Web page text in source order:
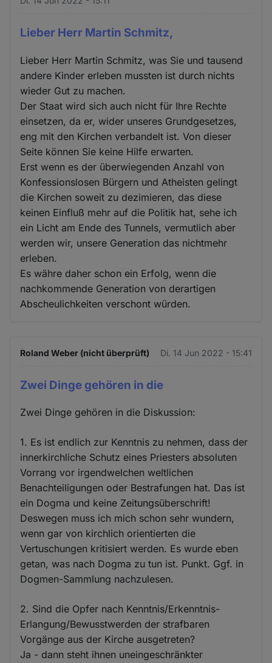
Lieber Herr Martin Schmitz,
Lieber Herr Martin Schmitz, was Sie und tausend
andere Kinder erleben mussten ist durch nichts
wieder Gut zu machen.
Der Staat wird sich auch nicht für Ihre Rechte
einsetzen, da er, wider unseres Grundgesetzes,
eng mit den Kirchen verbandelt ist. Von dieser
Seite können Sie keine Hilfe erwarten.
Erst wenn es der überwiegenden Anzahl von
Konfessionslosen Bürgern und Atheisten gelingt
die Kirchen soweit zu dezimieren, das diese
keinen Einfluß mehr auf die Politik hat, sehe ich
ein Licht am Ende des Tunnels, vermutlich aber
werden wir, unsere Generation das nichtmehr
erleben.
Es währe daher schon ein Erfolg, wenn die
nachkommende Generation von derartigen
Abscheulichkeiten verschont würden.
Roland Weber (nicht überprüft) Di. 14 Jun 2022 - 15:41
Zwei Dinge gehören in die
Zwei Dinge gehören in die Diskussion:
1. Es ist endlich zur Kenntnis zu nehmen, dass der
innerkirchliche Schutz eines Priesters absoluten
Vorrang vor irgendwelchen weltlichen
Benachteiligungen oder Bestrafungen hat. Das ist
ein Dogma und keine Zeitungsüberschrift!
Deswegen muss ich mich schon sehr wundern,
wenn gar von kirchlich orientierten die
Vertuschungen kritisiert werden. Es wurde eben
getan, was nach Dogma zu tun ist. Punkt. Ggf. in
Dogmen-Sammlung nachzulesen.
2. Sind die Opfer nach Kenntnis/Erkenntnis-
Erlangung/Bewusstwerden der strafbaren
Vorgänge aus der Kirche ausgetreten?
Ja - dann steht ihnen uneingeschränkter